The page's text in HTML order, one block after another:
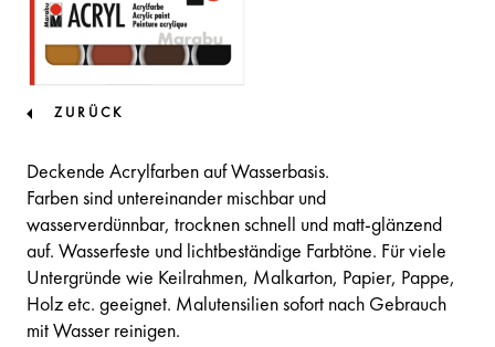
ZURÜCK
Deckende Acrylfarben auf Wasserbasis.
Farben sind untereinander mischbar und
wasserverdünnbar, trocknen schnell und matt-glänzend
auf. Wasserfeste und lichtbeständige Farbtöne. Für viele
Untergründe wie Keilrahmen, Malkarton, Papier, Pappe,
Holz etc. geeignet. Malutensilien sofort nach Gebrauch
mit Wasser reinigen.